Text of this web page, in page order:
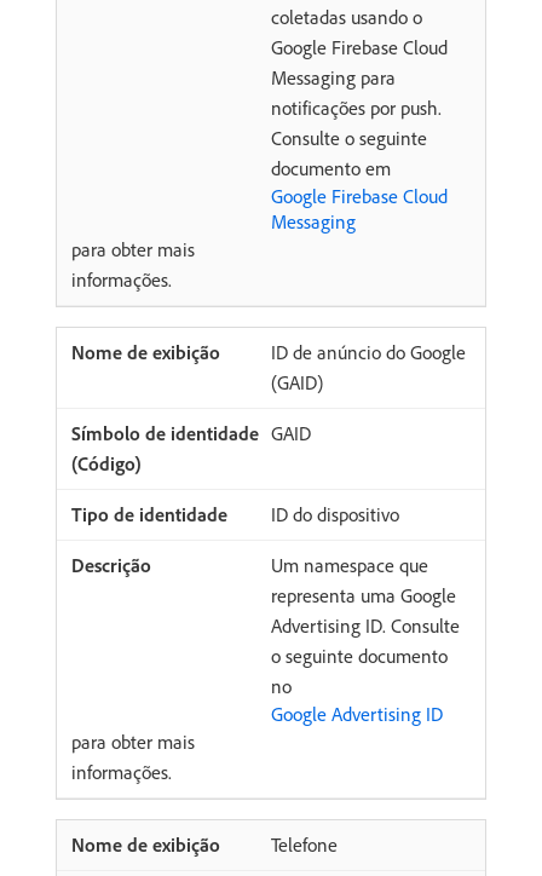
coletadas usando o
Google Firebase Cloud
Messaging para
notificações por push.
Consulte o seguinte
documento em
Google Firebase Cloud
Messaging
para obter mais
informações.
ID de anúncio do Google
(GAID)
GAID
ID do dispositivo
Um namespace que
representa uma Google
Advertising ID. Consulte
o seguinte documento
no
Google Advertising ID
para obter mais
informações.
Telefone